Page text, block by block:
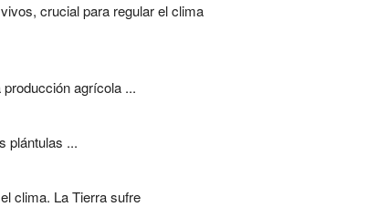
crucial para regular el clima
agrícola ...
plántulas ...
clima. La Tierra sufre